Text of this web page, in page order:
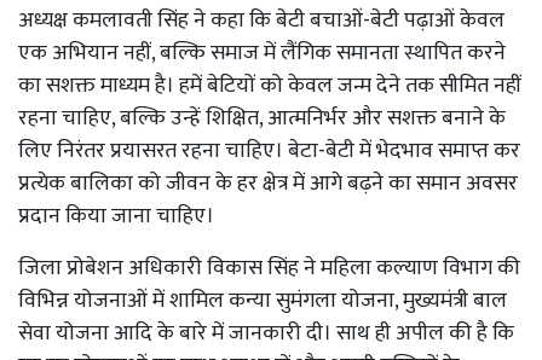
अध्यक्ष कमलावती सिंह ने कहा कि बेटी बचाओं-बेटी पढ़ाओं केवल
एक अभियान नहीं, बल्कि समाज में लैंगिक समानता स्थापित करने
का सशक्त माध्यम है। हमें बेटियों को केवल जन्म देने तक सीमित नहीं
रहना चाहिए, बल्कि उन्हें शिक्षित, आत्मनिर्भर और सशक्त बनाने के
लिए निरंतर प्रयासरत रहना चाहिए। बेटा-बेटी में भेदभाव समाप्त कर
प्रत्येक बालिका को जीवन के हर क्षेत्र में आगे बढ़ने का समान अवसर
प्रदान किया जाना चाहिए।
जिला प्रोबेशन अधिकारी विकास सिंह ने महिला कल्याण विभाग की
विभिन्न योजनाओं में शामिल कन्या सुमंगला योजना, मुख्यमंत्री बाल
सेवा योजना आदि के बारे में जानकारी दी। साथ ही अपील की है कि